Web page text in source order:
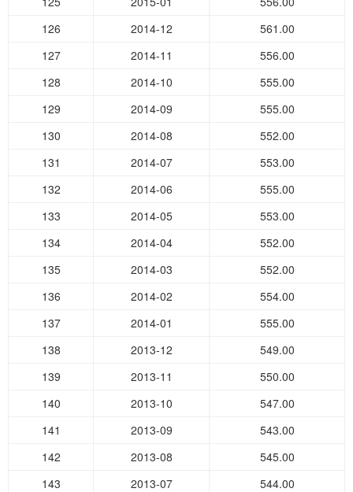
126
2014-12
561.00
127
2014-11
556.00
128
2014-10
555.00
129
2014-09
555.00
130
2014-08
552.00
131
2014-07
553.00
132
2014-06
555.00
133
2014-05
553.00
134
2014-04
552.00
135
2014-03
552.00
136
2014-02
554.00
137
2014-01
555.00
138
2013-12
549.00
139
2013-11
550.00
140
2013-10
547.00
141
2013-09
543.00
142
2013-08
545.00
143
2013-07
544.00